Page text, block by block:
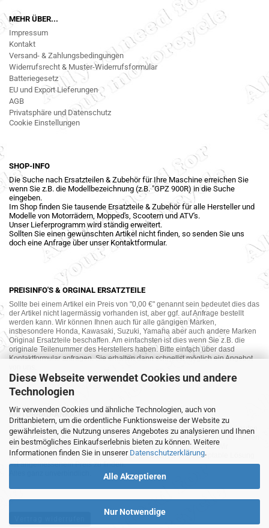
Diese Webseite verwendet Cookies und andere
Technologien
Wir verwenden Cookies und ähnliche Technologien, auch von
Drittanbietern, um die ordentliche Funktionsweise der Website zu
gewährleisten, die Nutzung unseres Angebotes zu analysieren und Ihnen
ein bestmögliches Einkaufserlebnis bieten zu können. Weitere
Informationen finden Sie in unserer Datenschutzerklärung.
Alle Akzeptieren
Nur Notwendige
MEHR ÜBER...
Impressum
Kontakt
Versand- & Zahlungsbedingungen
Widerrufsrecht & Muster-Widerrufsformular
Batteriegesetz
EU und Export Lieferungen
AGB
Privatsphäre und Datenschutz
Cookie Einstellungen
SHOP-INFO
Die Suche nach Ersatzteilen & Zubehör für Ihre Maschine erreichen Sie
wenn Sie z.B. die Modellbezeichnung (z.B. "GPZ 900R) in die Suche
eingeben.
Im Shop finden Sie tausende Ersatzteile & Zubehör für alle Hersteller und
Modelle von Motorrädern, Mopped's, Scootern und ATV's.
Unser Lieferprogramm wird ständig erweitert.
Sollten Sie einen gewünschten Artikel nicht finden, so senden Sie uns
doch eine Anfrage über unser Kontaktformular.
PREISINFO'S & ORGINAL ERSATZTEILE
Sollte bei einem Artikel ein Preis von "0,00 €" genannt sein bedeutet dies das
der Artikel nicht lagermässig vorhanden ist, aber ggf. auf Anfrage bestellt
werden kann. Wir können Ihnen auch für alle gängigen Marken,
insbesondere Honda, Kawasaki, Suzuki, Yamaha aber auch andere Marken
Original Ersatzteile beschaffen. Am einfachsten ist dies wenn Sie z.B. die
originale Teilenummer des Herstellers haben. Bitte einfach über dasd
Kontaktformular anfragen. Sie erhalten dann schnellst möglich ein Angebot
MOTORRAD-ANKAUF
Sie möchte Ihr altes Motorrad oder Ihre Motorradteile verkaufen ? Wir kaufen
auch gebrauchte Motorräder und Ersatzteilträger sowie Ersatzteile an. Bieten
Sie uns doch unverbindlich das was Sie verkaufen möchten an. Wir
bemühen uns dann eine sowohl für Sie als auch für uns akzeptable Lösung
mit angemessenem Preis zu finden.